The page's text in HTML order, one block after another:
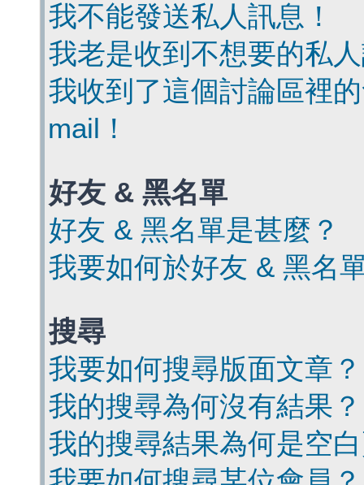
我不能發送私人訊息！
我老是收到不想要的私
我收到了這個討論區裡
mail！
好友 & 黑名單
好友 & 黑名單是甚麼？
我要如何於好友 & 黑名
搜尋
我要如何搜尋版面文章？
我的搜尋為何沒有結果？
我的搜尋結果為何是空